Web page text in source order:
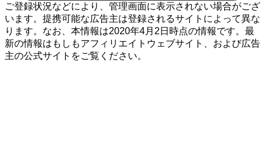
ご登録状況などにより、管理画面に表示されない場合がござ
います。提携可能な広告主は登録されるサイトによって異な
ります。なお、本情報は2020年4月2日時点の情報です。最
新の情報はもしもアフィリエイトウェブサイト、および広告
主の公式サイトをご覧ください。